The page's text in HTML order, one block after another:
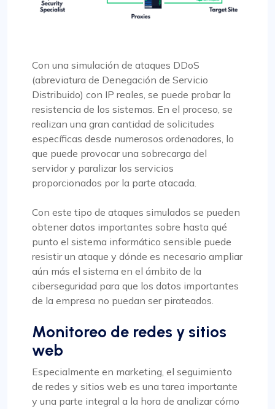
Con una simulación de ataques DDoS
(abreviatura de Denegación de Servicio
Distribuido) con IP reales, se puede probar la
resistencia de los sistemas. En el proceso, se
realizan una gran cantidad de solicitudes
específicas desde numerosos ordenadores, lo
que puede provocar una sobrecarga del
servidor y paralizar los servicios
proporcionados por la parte atacada.
Con este tipo de ataques simulados se pueden
obtener datos importantes sobre hasta qué
punto el sistema informático sensible puede
resistir un ataque y dónde es necesario ampliar
aún más el sistema en el ámbito de la
ciberseguridad para que los datos importantes
de la empresa no puedan ser pirateados.
Monitoreo de redes y sitios
web
Especialmente en marketing, el seguimiento
de redes y sitios web es una tarea importante
y una parte integral a la hora de analizar cómo